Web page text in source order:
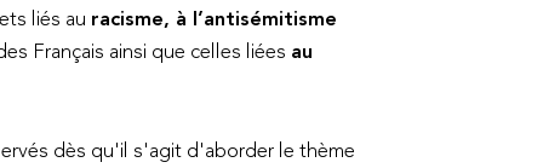
liés au racisme, à l’antisémitisme
Français ainsi que celles liées au
dès qu'il s'agit d'aborder le thème